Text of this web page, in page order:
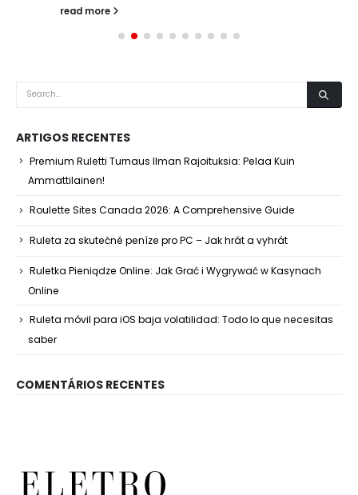
read more
ARTIGOS RECENTES
Premium Ruletti Turnaus Ilman Rajoituksia: Pelaa Kuin
Ammattilainen!
Roulette Sites Canada 2026: A Comprehensive Guide
Ruleta za skutečné peníze pro PC – Jak hrát a vyhrát
Ruletka Pieniądze Online: Jak Grać i Wygrywać w Kasynach
Online
Ruleta móvil para iOS baja volatilidad: Todo lo que necesitas
saber
COMENTÁRIOS RECENTES